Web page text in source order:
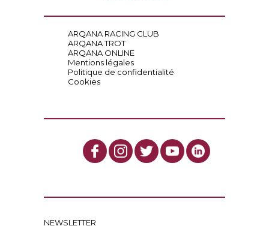
ARQANA RACING CLUB
ARQANA TROT
ARQANA ONLINE
Mentions légales
Politique de confidentialité
Cookies
NEWSLETTER